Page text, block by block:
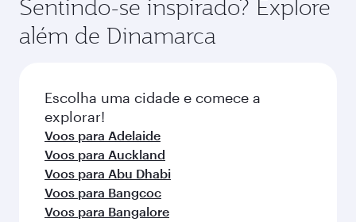
disponibilidade de classes de viagem pode
variar nos voos operados por nossos parceiros.
tarifas dependem da demanda sazonal,
popularidade da rota e disponibilidade das
Sentindo-se inspirado? Explore
além de Dinamarca
Escolha uma cidade e comece a
explorar!
Voos para Adelaide
Voos para Auckland
Voos para Abu Dhabi
Voos para Bangcoc
Voos para Bangalore